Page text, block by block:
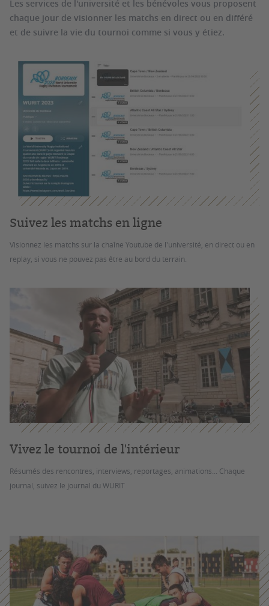
Les services de l'université et les bénévoles vous proposent
chaque jour de visionner les matchs en direct ou en différé
et de suivre la vie du tournoi comme si vous y étiez.
Suivez les matchs en ligne
Visionnez les matchs sur la chaîne Youtube de l'université, en direct ou en
replay, si vous ne pouvez pas être au bord du terrain.
Vivez le tournoi de l'intérieur
Résumés des rencontres, interviews, reportages, animations... Chaque
journal, suivez le journal du WURIT